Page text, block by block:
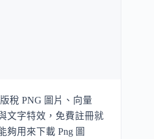
稅 PNG 圖片、向量
文字特效，免費註冊就
夠用來下載 Png 圖